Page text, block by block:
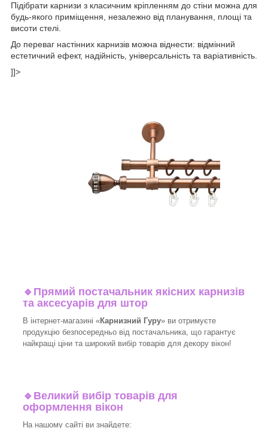
Підібрати карнизи з класичним кріпленням до стіни можна для
будь-якого приміщення, незалежно від планування, площі та
висоти стелі.
До переваг настінних карнизів можна віднести: відмінний
естетичний ефект, надійність, універсальність та варіативність.
]]>
🔹 Прямий постачальник якісних карнизів
та аксесуарів для штор
В інтернет-магазині «Карнизний Гуру» ви отримуєте
продукцію безпосередньо від постачальника, що гарантує
найкращі ціни та широкий вибір товарів для декору вікон!
🔹 Великий вибір товарів для
оформлення вікон
На нашому сайті ви знайдете: